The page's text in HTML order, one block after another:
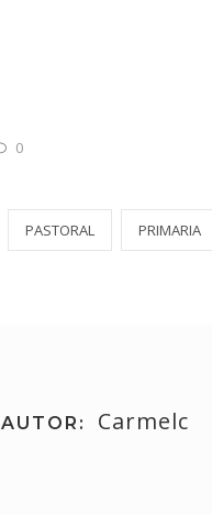
0
PASTORAL PRIMARIA
AUTOR: Carmelc